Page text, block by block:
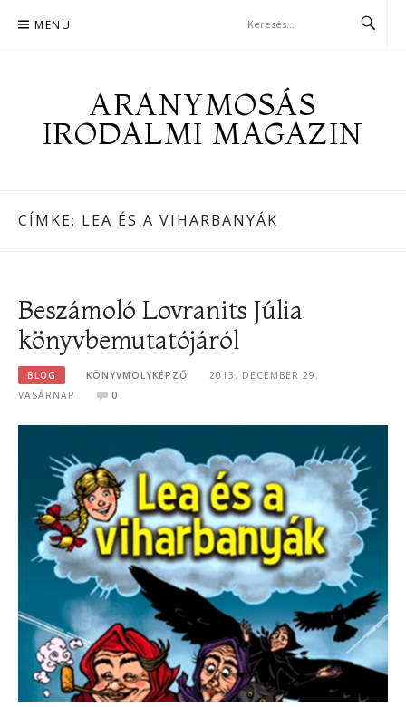
MENU
ARANYMOSÁS
IRODALMI MAGAZIN
CÍMKE: LEA ÉS A VIHARBANYÁK
Beszámoló Lovranits Júlia
könyvbemutatójáról
BLOG KÖNYVMOLYKÉPZŐ
2013. DECEMBER 29.
VASÁRNAP
0